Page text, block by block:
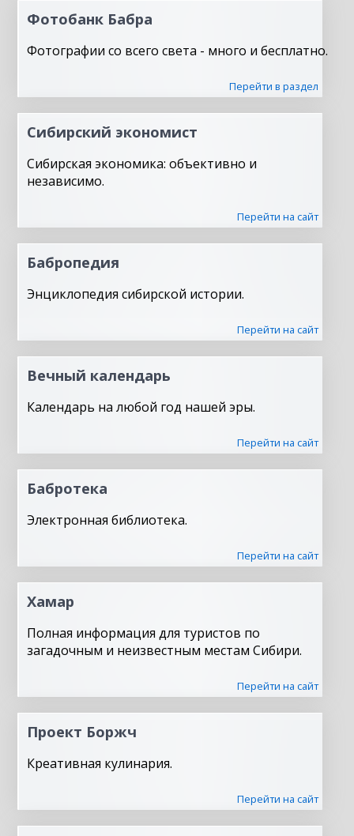
Фотобанк Бабра
Фотографии со всего света - много и бесплатно.
Перейти в раздел
Сибирский экономист
Сибирская экономика: объективно и
независимо.
Перейти на сайт
Бабропедия
Энциклопедия сибирской истории.
Перейти на сайт
Вечный календарь
Календарь на любой год нашей эры.
Перейти на сайт
Бабротека
Электронная библиотека.
Перейти на сайт
Хамар
Полная информация для туристов по
загадочным и неизвестным местам Сибири.
Перейти на сайт
Проект Боржч
Креативная кулинария.
Перейти на сайт